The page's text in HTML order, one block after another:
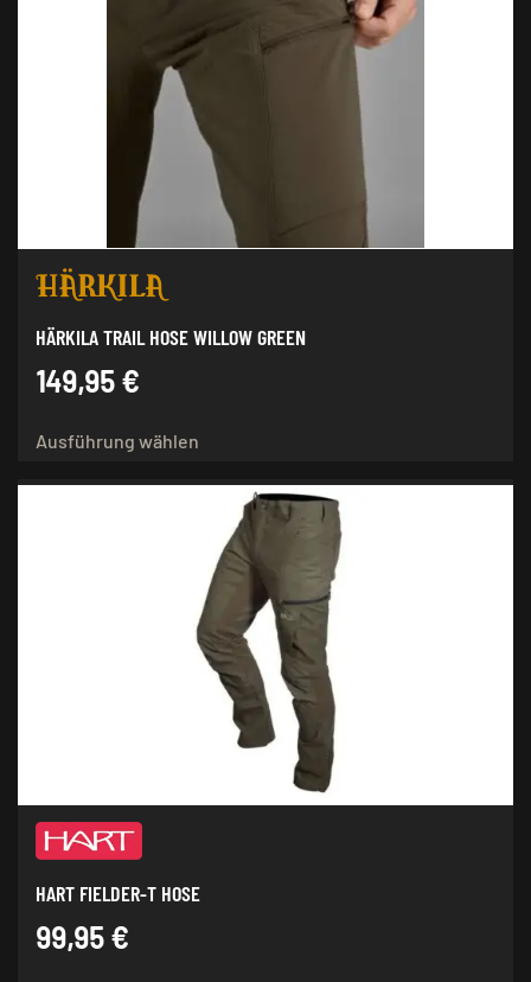
Die
Optionen
der
Produktseite
gewählt
werden
HÄRKILA TRAIL HOSE WILLOW GREEN
149,95 €
Ausführung wählen
mehrere
Varianten
auf.
Die
Optionen
können
auf
Produktseite
gewählt
HART FIELDER-T HOSE
99,95 €